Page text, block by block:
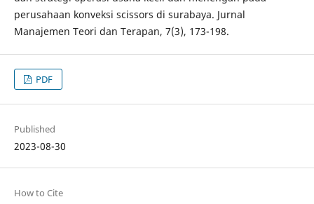
perusahaan konveksi scissors di surabaya. Jurnal
Manajemen Teori dan Terapan, 7(3), 173-198.
PDF
Published
2023-08-30
How to Cite